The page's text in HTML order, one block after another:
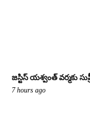
జస్టిస్ యశ్వంత్ వర్మకు
7 hours ago